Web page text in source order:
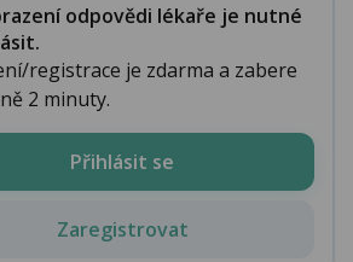
odpovědi lékaře je nutné
registrace je zdarma a zabere
2 minuty.
Přihlásit se
Zaregistrovat